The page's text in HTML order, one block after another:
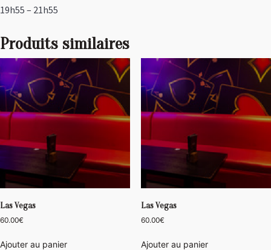
19h55 – 21h55
Produits similaires
Las Vegas
60.00€
Ajouter au panier
Las Vegas
60.00€
Ajouter au panier